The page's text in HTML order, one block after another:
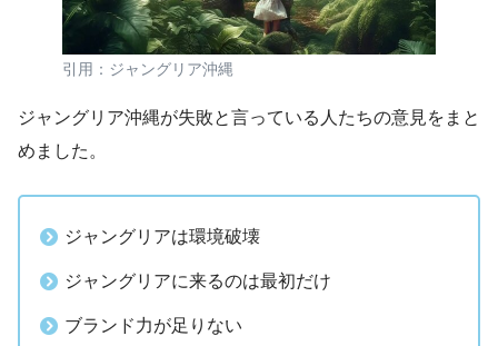
引用：ジャングリア沖縄
ジャングリア沖縄が失敗と言っている人たちの意見をまと
めました。
ジャングリアは環境破壊
ジャングリアに来るのは最初だけ
ブランド力が足りない